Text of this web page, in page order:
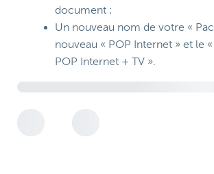
document ;
Un nouveau nom de votre «
nouveau « POP Internet » et le
POP Internet + TV ».